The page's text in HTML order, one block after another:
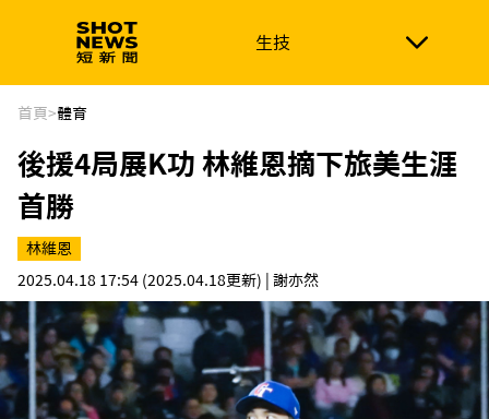
生技
生技 政治
新南向 體育
首頁>體育
後援4局展K功 林維恩摘下旅美生涯
首勝
林維恩
2025.04.18 17:54 (2025.04.18更新) | 謝亦然